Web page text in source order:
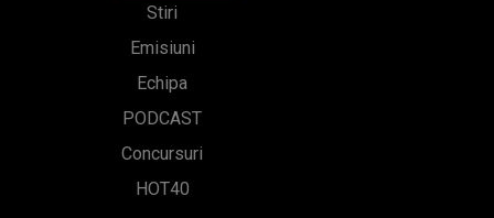
Stiri
Emisiuni
Echipa
PODCAST
Concursuri
HOT40